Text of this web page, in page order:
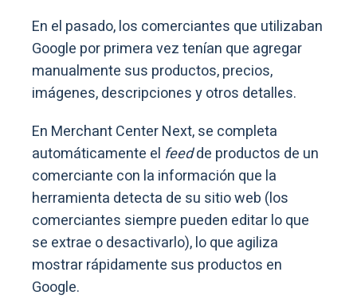
En el pasado, los comerciantes que utilizaban
Google por primera vez tenían que agregar
manualmente sus productos, precios,
imágenes, descripciones y otros detalles.
En Merchant Center Next, se completa
automáticamente el feedde productos de un
comerciante con la información que la
herramienta detecta de su sitio web (los
comerciantes siempre pueden editar lo que
se extrae o desactivarlo), lo que agiliza
mostrar rápidamente sus productos en
Google.